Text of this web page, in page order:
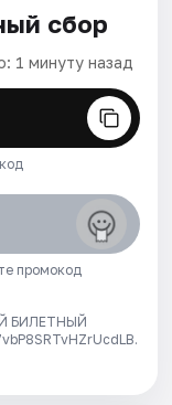
сбор
1 минуту назад
промокод
БИЛЕТНЫЙ